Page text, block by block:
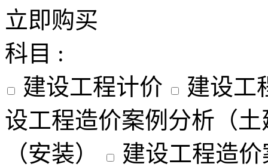
立即购买
科目 :
建设工程计价
建设工
设工程造价案例分析（土
（安装）
建设工程造